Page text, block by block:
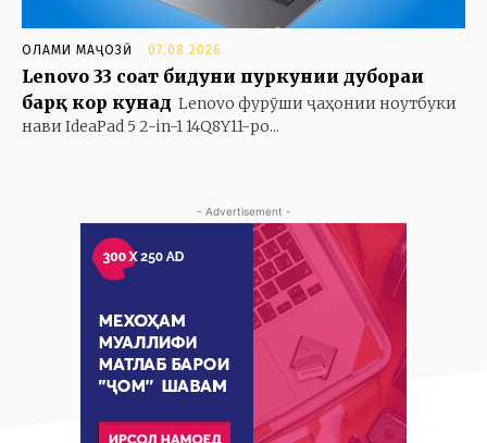
ОЛАМИ МАҶОЗӢ 07.08.2026
Lenovo 33 соат бидуни пуркунии дубораи
барқ кор кунад Lenovo фурӯши ҷаҳонии ноутбуки
нави IdeaPad 5 2-in-1 14Q8Y11-ро...
- Advertisement -